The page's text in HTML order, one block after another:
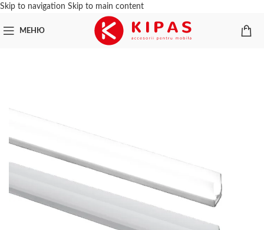
Skip to navigation Skip to main content
МЕНЮ